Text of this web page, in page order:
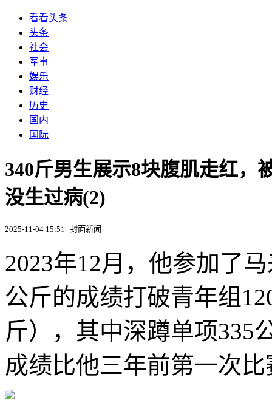
看看头条
头条
社会
军事
娱乐
财经
历史
国内
国际
​340斤男生展示8块腹肌走红，
没生过病(2)
2025-11-04 15:51 封面新闻
2023年12月，他参加了
公斤的成绩打破青年组
斤），其中深蹲单项335
成绩比他三年前第一次